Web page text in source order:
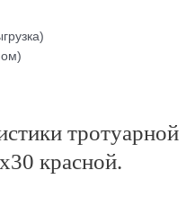
тротуарной
красной.